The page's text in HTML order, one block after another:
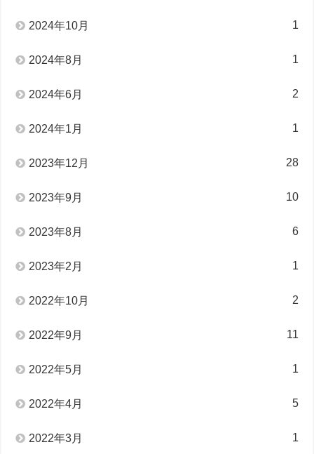
2024年10月 1
2024年8月 1
2024年6月 2
2024年1月 1
2023年12月 28
2023年9月 10
2023年8月 6
2023年2月 1
2022年10月 2
2022年9月 11
2022年5月 1
2022年4月 5
2022年3月 1